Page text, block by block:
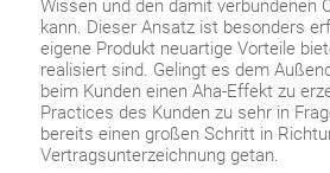
Wissen und den damit verbundenen
kann. Dieser Ansatz ist besonders
eigene Produkt neuartige Vorteile
realisiert sind. Gelingt es dem
beim Kunden einen Aha-Effekt zu
Practices des Kunden zu sehr in
bereits einen großen Schritt in
Vertragsunterzeichnung getan.